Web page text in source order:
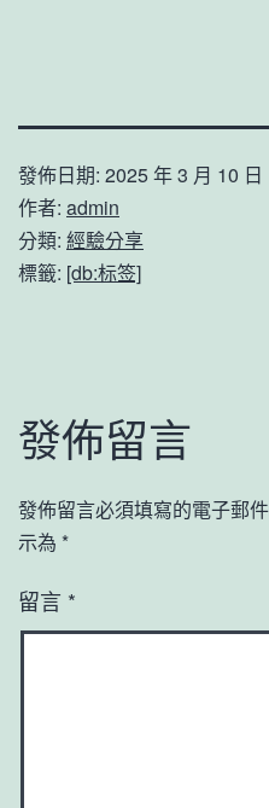
發佈日期: 2025 年 3 月 10 日
作者: admin
分類: 經驗分享
標籤: [db:标签]
發佈留言
發佈留言必須填寫的電子郵
示為 *
留言 *